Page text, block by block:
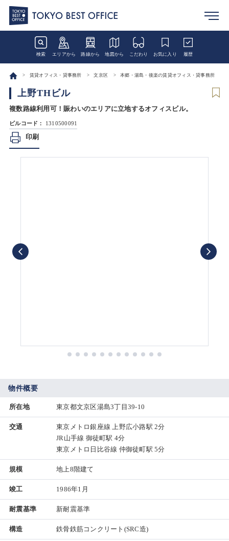
検索 エリアから 路線から 地図から こだわり お気に入り 履歴
賃貸オフィス・貸事務所 文京区 本郷・湯島・後楽の賃貸オフィス・貸事務所
上野THビル
複数路線利用可！賑わいのエリアに立地するオフィスビル。
ビルコード： 1310500091
印刷
物件概要
所在地 東京都文京区湯島3丁目39-10
交通
東京メトロ銀座線 上野広小路駅 2分
JR山手線 御徒町駅 4分
東京メトロ日比谷線 仲御徒町駅 5分
規模 地上8階建て
竣工 1986年1月
耐震基準 新耐震基準
構造 鉄骨鉄筋コンクリート(SRC造)